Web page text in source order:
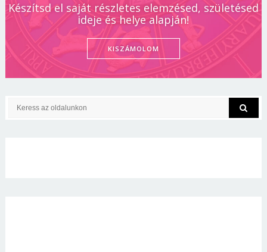
Készítsd el saját részletes elemzésed, születésed
ideje és helye alapján!
KISZÁMOLOM